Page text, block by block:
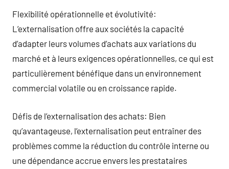
Flexibilité opérationnelle et évolutivité:
L’externalisation offre aux sociétés la capacité
d’adapter leurs volumes d’achats aux variations du
marché et à leurs exigences opérationnelles, ce qui est
particulièrement bénéfique dans un environnement
commercial volatile ou en croissance rapide.
Défis de l’externalisation des achats: Bien
qu’avantageuse, l’externalisation peut entraîner des
problèmes comme la réduction du contrôle interne ou
une dépendance accrue envers les prestataires